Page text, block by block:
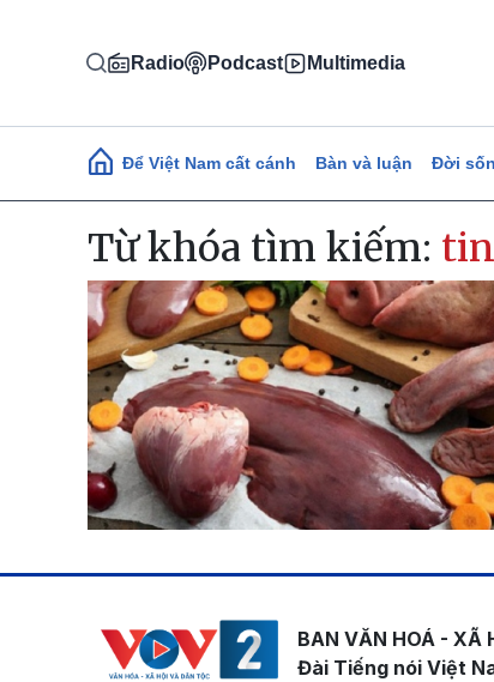
Radio Podcast Multimedia
Main navigation
Để Việt Nam cất cánh Bàn và luận Đời
Từ khóa tìm kiếm:
BAN VĂN HOÁ - XÃ
Đài Tiếng nói Việt